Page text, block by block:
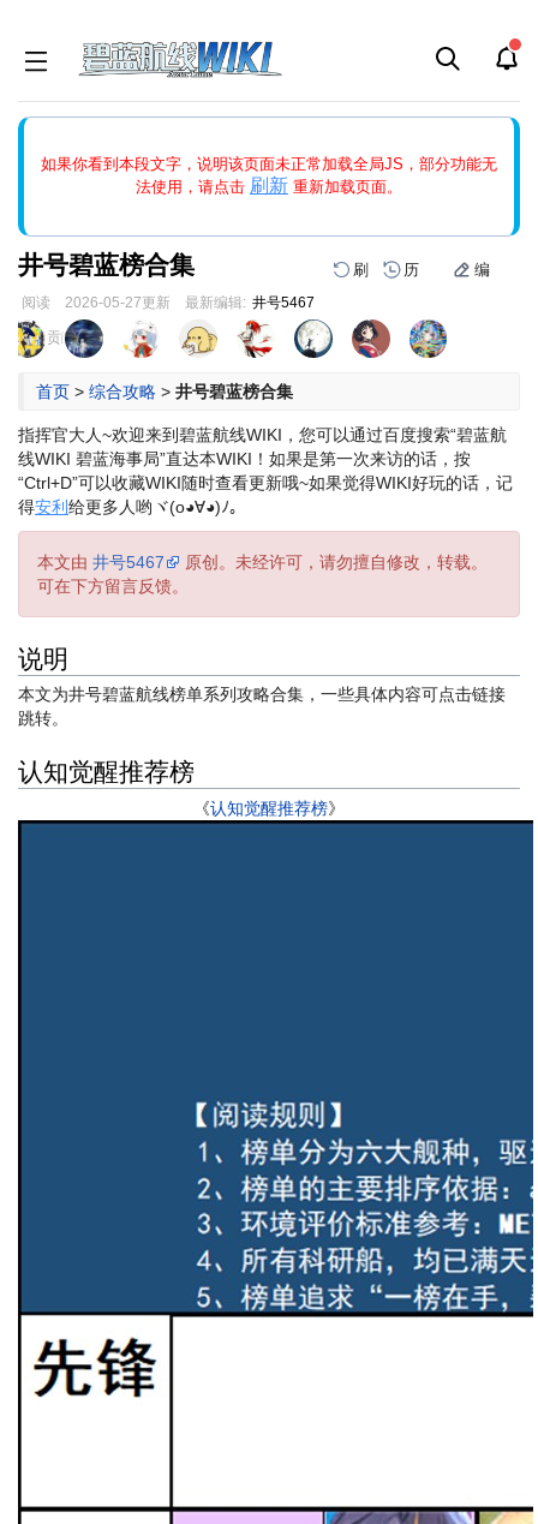
如果你看到本段文字，说明该页面未正常加载全局JS，部分功能无
法使用，请点击 刷新 重新加载页面。
能中的刷新按钮清除页面缓存并刷新，如果还有问题，请多尝试几
井号碧蓝榜合集 刷 历 编
阅读 2026-05-27更新 最新编辑: 井号5467
跳
到
跳
到
页面贡献者 :
首页 > 综合攻略 > 井号碧蓝榜合集
指挥官大人~欢迎来到碧蓝航线WIKI，您可以通过百度搜索“碧蓝航
线WIKI 碧蓝海事局”直达本WIKI！ 如果是第一次来访的话，按
“Ctrl+D”可以收藏WIKI随时查看更新哦~如果觉得WIKI好玩的话，记
得安利 给更多人哟ヾ(o◕∀◕)ﾉ。
本文由 井号5467
原创。未经许可，请勿擅自修改，转载。
可在下方留言反馈。
说明
本文为井号碧蓝航线榜单系列攻略合集，一些具体内容可点击链接
跳转。
认知觉醒推荐榜
《认知觉醒推荐榜》